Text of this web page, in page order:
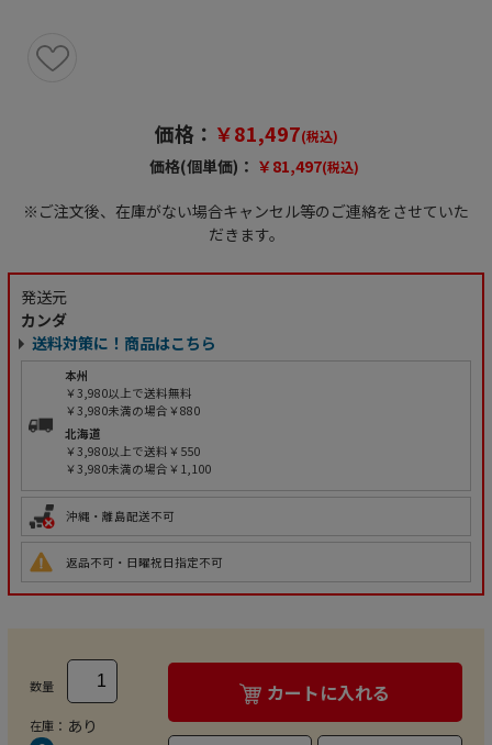
価格： ￥81,497(税込)
価格(個単価)： ￥81,497(税込)
※ご注文後、在庫がない場合キャンセル等のご連絡をさせていた
だきます。
発送元
カンダ
送料対策に！商品はこちら
本州
￥3,980以上で送料無料
￥3,980未満の場合￥880
北海道
￥3,980以上で送料￥550
￥3,980未満の場合￥1,100
沖縄・離島配送不可
返品不可・日曜祝日指定不可
数量
在庫： あり
カートに入れる